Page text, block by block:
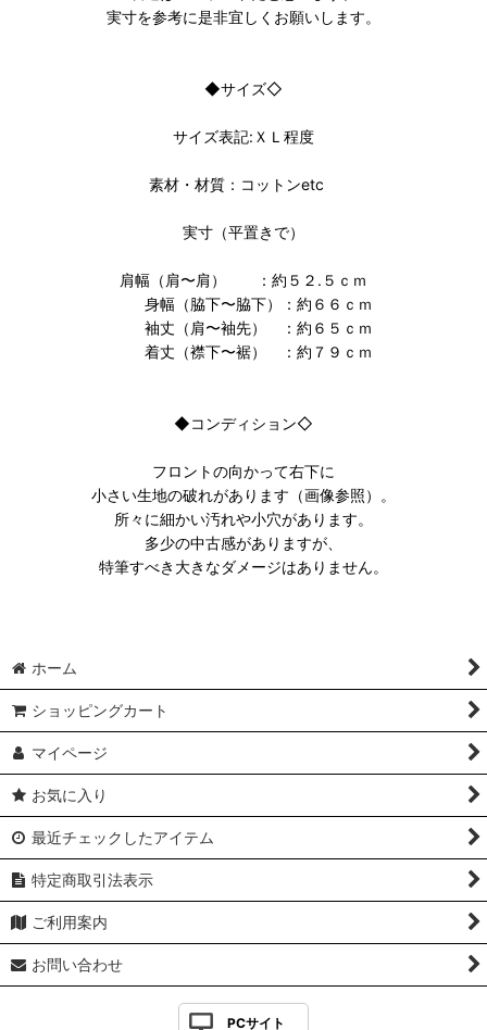
実寸を参考に是非宜しくお願いします。
◆サイズ◇
サイズ表記:ＸＬ程度
素材・材質：コットンetc
実寸（平置きで）
肩幅（肩〜肩） ：約５２.５ｃｍ
身幅（脇下〜脇下）：約６６ｃｍ
袖丈（肩〜袖先） ：約６５ｃｍ
着丈（襟下〜裾） ：約７９ｃｍ
◆コンディション◇
フロントの向かって右下に
小さい生地の破れがあります（画像参照）。
所々に細かい汚れや小穴があります。
多少の中古感がありますが、
特筆すべき大きなダメージはありません。
ホーム
ショッピングカート
マイページ
お気に入り
最近チェックしたアイテム
特定商取引法表示
ご利用案内
お問い合わせ
PCサイト